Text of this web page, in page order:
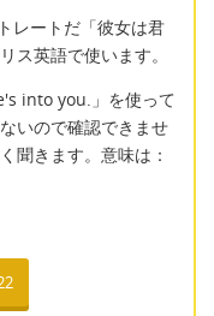
ートだ「彼女は君
ス英語で使います。
into you.」を使って
いので確認できませ
聞きます。意味は：